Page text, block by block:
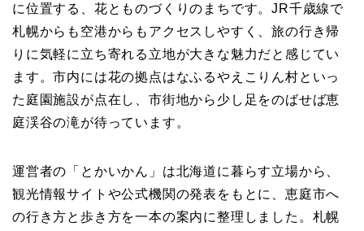
に位置する、花とものづくりのまちです。JR千歳線で
札幌からも空港からもアクセスしやすく、旅の行き帰
りに気軽に立ち寄れる立地が大きな魅力だと感じてい
ます。市内には花の拠点はなふるやえこりん村といっ
た庭園施設が点在し、市街地から少し足をのばせば恵
庭渓谷の滝が待っています。
運営者の「とかいかん」は北海道に暮らす立場から、
観光情報サイトや公式機関の発表をもとに、恵庭市へ
の行き方と歩き方を一本の案内に整理しました。札幌